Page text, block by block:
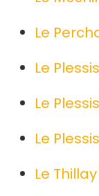
Le
Le
Le
Le
Le Thillay